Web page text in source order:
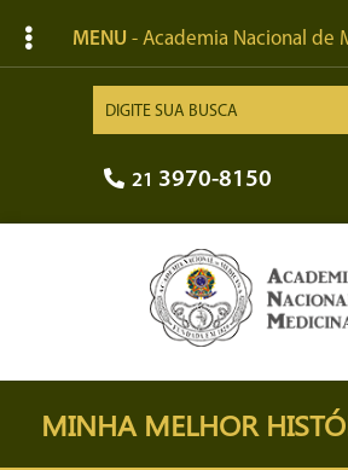
MENU - Academia Nacional de
21 3970-8150
MINHA MELHOR